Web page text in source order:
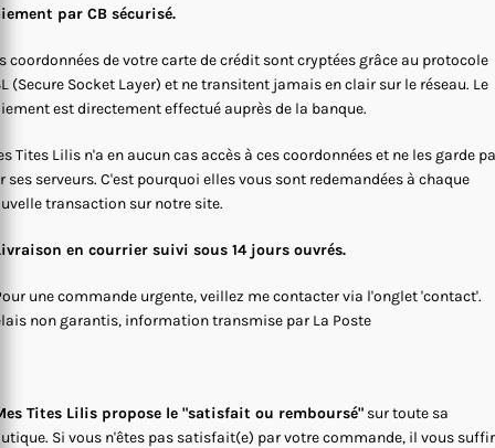
par CB sécurisé.
coordonnées de votre carte de crédit sont cryptées grâce au protocole
(Secure Socket Layer) et ne transitent jamais en clair sur le réseau. Le
est directement effectué auprès de la banque.
Tites Lilis n'a en aucun cas accès à ces coordonnées et ne les garde
ses serveurs. C'est pourquoi elles vous sont redemandées à chaque
transaction sur notre site.
en courrier suivi sous 14 jours ouvrés.
une commande urgente, veillez me contacter via l'onglet 'contact'.
non garantis, information transmise par La Poste
Tites Lilis propose le "satisfait ou remboursé" sur toute sa
Si vous n'êtes pas satisfait(e) par votre commande, il vous